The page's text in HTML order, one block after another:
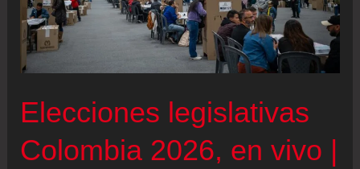
Elecciones legislativas
Colombia 2026, en vivo |